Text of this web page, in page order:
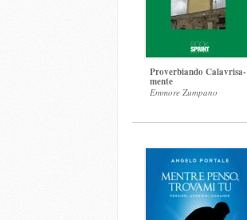
Proverbiando Calavrisa-
mente
Emmore Zumpano